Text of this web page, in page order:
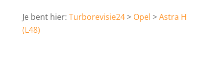
Turborevisie24 Opel
Astra H
(L48)